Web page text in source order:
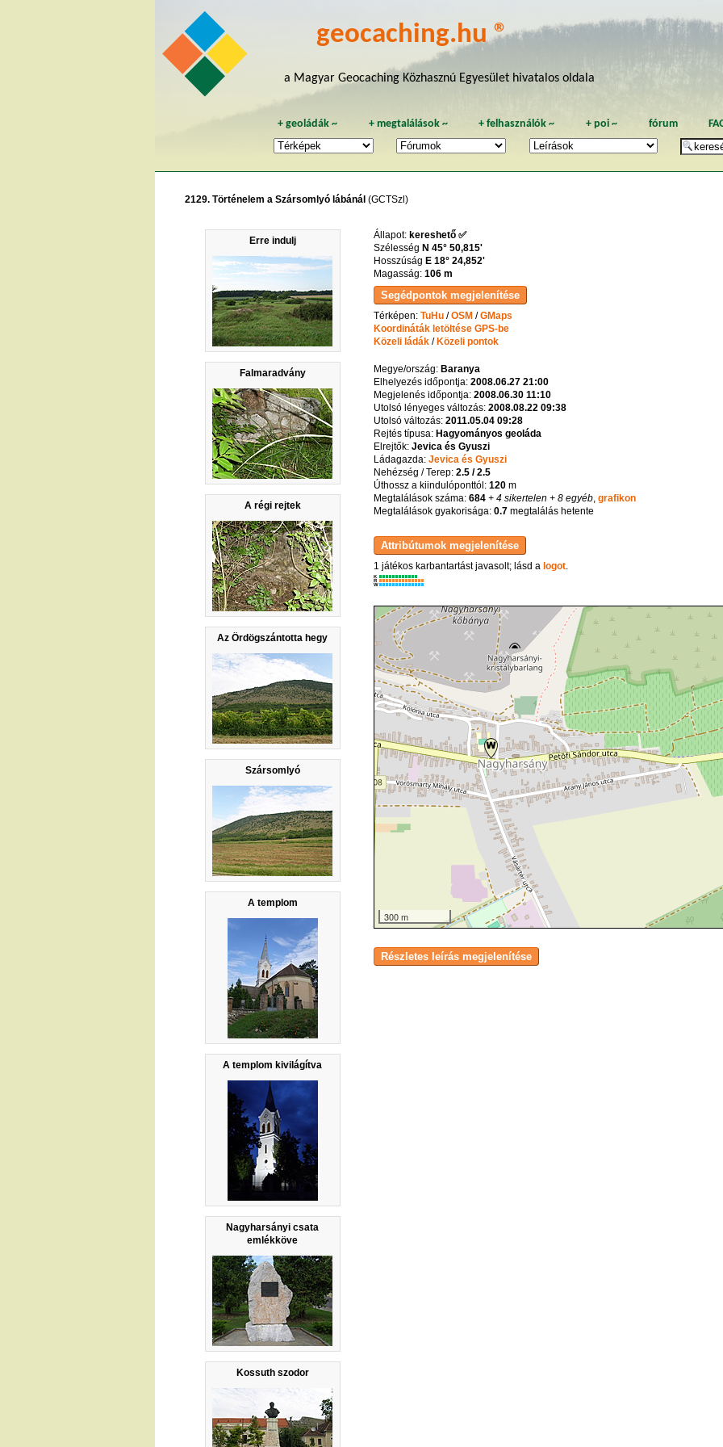
geocaching.hu ®
a Magyar Geocaching Közhasznú Egyesület hivatalos oldala
+geoládák ~ + megtalálások~ +felhasználók ~ + poi~ fórum
2129. Történelem a Szársomlyó lábánál (GCTSzl)
Erre indulj
Falmaradvány
A régi rejtek
Az Ördögszántotta hegy
Szársomlyó
A templom
A templom kivilágítva
Nagyharsányi csata
emlékköve
Kossuth szodor
Állapot: kereshető ✅
Szélesség N 45° 50,815'
Hosszúság E 18° 24,852'
Magasság: 106 m
Térképen: TuHu/OSM/GMaps
Koordináták letöltése GPS-be
Közeli ládák/Közeli pontok
Megye/ország: Baranya
Elhelyezés időpontja: 2008.06.27 21:00
Megjelenés időpontja: 2008.06.30 11:10
Utolsó lényeges változás: 2008.08.22 09:38
Utolsó változás: 2011.05.04 09:28
Rejtés típusa: Hagyományos geoláda
Elrejtők: Jevica és Gyuszi
Ládagazda: Jevica és Gyuszi
Nehézség / Terep: 2.5 / 2.5
Úthossz a kiindulóponttól: 120m
Megtalálások száma: 684+ 4 sikertelen + 8 egyéb, grafikon
Megtalálások gyakorisága: 0.7megtalálás hetente
1 játékos karbantartást javasolt; lásd a logot.
K
R
W
300 m